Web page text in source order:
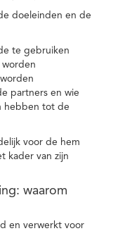
doeleinden en de
te gebruiken
partners en wie
hebben tot de
voor de hem
kader van zijn
waarom
en verwerkt voor